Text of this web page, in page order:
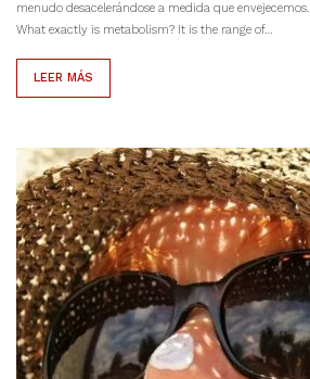
menudo desacelerándose a medida que envejecemos.
What exactly is metabolism? It is the range of…
LEER MÁS